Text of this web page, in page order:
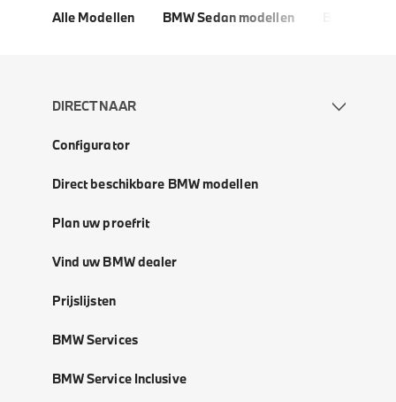
Alle Modellen BMW Sedan modellen
DIRECT NAAR
Configurator
Direct beschikbare BMW modellen
Plan uw proefrit
Vind uw BMW dealer
Prijslijsten
BMW Services
BMW Service Inclusive